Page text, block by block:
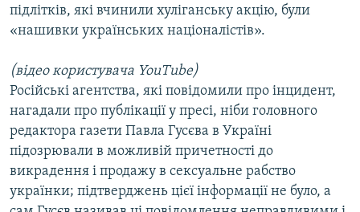
підлітків, які вчинили хуліганську акцію, були
«нашивки українських націоналістів».
(відео користувача YouTube)
Російські агентства, які повідомили про інцидент,
нагадали про публікації у пресі, ніби головного
редактора газети Павла Гусєва в Україні
підозрювали в можливій причетності до
викрадення і продажу в сексуальне рабство
українки; підтверджень цієї інформації не було, а